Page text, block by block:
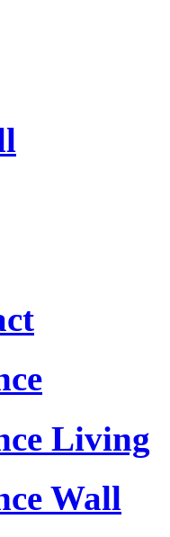
Living
Wall